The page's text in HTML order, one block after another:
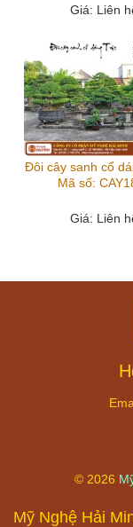
Giá: Liên
Đôi cây sanh cổ
Mã số:
Giá: Liên
© 2026
Mỹ Nghệ Hải